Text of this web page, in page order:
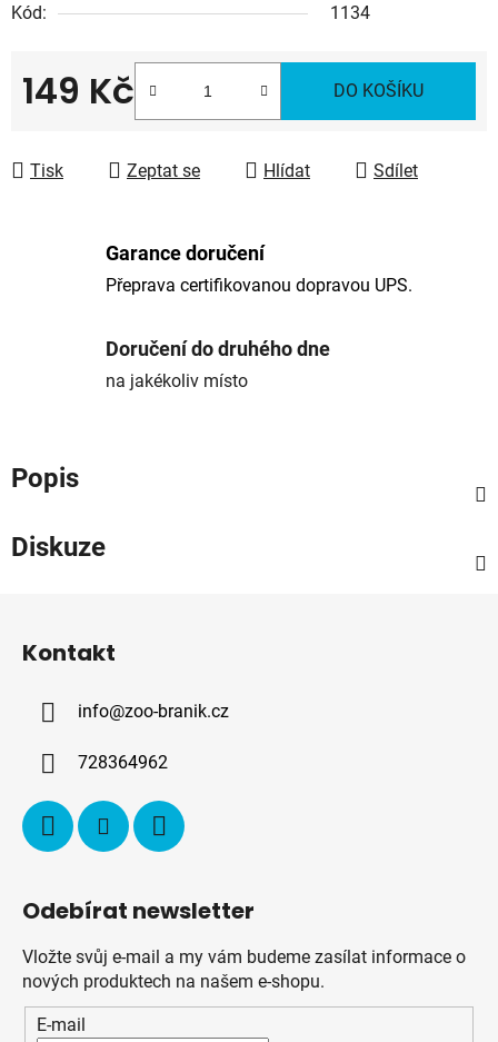
Kód:
1134
149 Kč DO KOŠÍKU
Tisk Zeptat se Hlídat Sdílet
Garance doručení
Přeprava certifikovanou dopravou UPS.
Doručení do druhého dne
na jakékoliv místo
Popis
Diskuze
Kontakt
info@zoo-branik.cz
728364962
Odebírat newsletter
Vložte svůj e-mail a my vám budeme zasílat informace o
nových produktech na našem e-shopu.
E-mail